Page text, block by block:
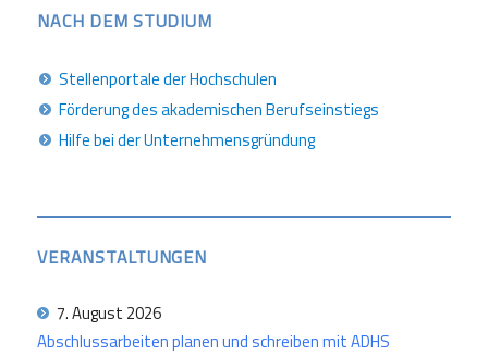
NACH DEM STUDIUM
Stellenportale der Hochschulen
Förderung des akademischen Berufseinstiegs
Hilfe bei der Unternehmensgründung
VERANSTALTUNGEN
7. August 2026
Abschlussarbeiten planen und schreiben mit ADHS